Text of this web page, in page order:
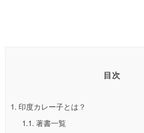
目次
1. 印度カレー子とは？
1.1. 著書一覧